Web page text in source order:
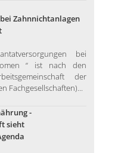
Zahnnichtanlagen
bei
“ ist nach den
der
Fachgesellschaften)...
-
sieht